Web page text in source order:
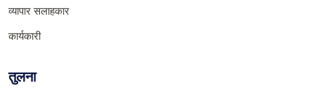
व्यापार सलाहकार
कार्यकारी
तुलना